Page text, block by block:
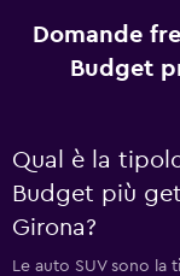
Domande
Budget
Qual è la
Budget più
Girona?
Le auto SUV sono